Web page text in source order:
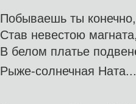
Побываешь ты конечно,
Став невестою
В белом платье
Рыже-солнечная